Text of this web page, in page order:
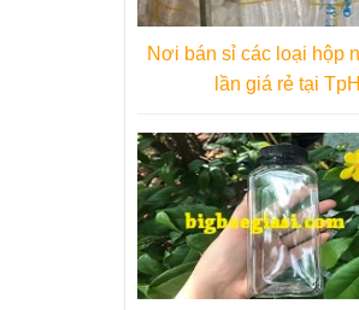
Nơi bán sỉ các loại hộp
lần giá rẻ tại